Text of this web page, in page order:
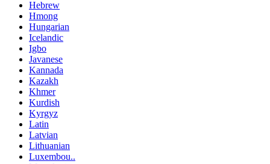
Hebrew
Hmong
Hungarian
Icelandic
Igbo
Javanese
Kannada
Kazakh
Khmer
Kurdish
Kyrgyz
Latin
Latvian
Lithuanian
Luxembou..